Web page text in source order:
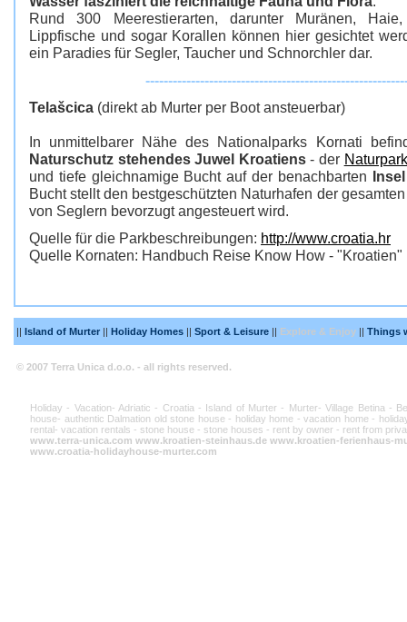
Rund 300 Meerestierarten, darunter Muränen,
Lippfische und sogar Korallen können hier gesichtet
ein Paradies für Segler, Taucher und Schnorchler dar.
Telašcica (direkt ab Murter per Boot ansteuerbar)
In unmittelbarer Nähe des Nationalparks Kornati
Naturschutz stehendes Juwel Kroatiens- der
und tiefe gleichnamige Bucht auf der benachbarten
Bucht stellt den bestgeschützten Naturhafen der
von Seglern bevorzugt angesteuert wird.
Quelle für die Parkbeschreibungen: http://www.croatia.hr
Quelle Kornaten: Handbuch Reise Know How - "Kroatien"
|| Island of Murter || Holiday Homes || Sport & Leisure || Explore & Enjoy || Things
© 2007 Terra Unica d.o.o. - all rights reserved.
Holiday - Vacation- Adriatic - Croatia - Island of Murter - Murter- Village Betina -
house- authentic Dalmation old stone house - holiday home - vacation home -
rental- vacation rentals - stone house - stone houses - rent by owner - rent from
www.terra-unica.com www.kroatien-steinhaus.de www.kroatien-ferienhaus-
www.croatia-holidayhouse-murter.com